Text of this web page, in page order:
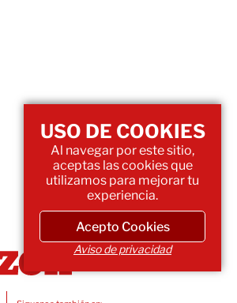
USO DE COOKIES
Al navegar por este sitio,
aceptas las cookies que
utilizamos para mejorar tu
experiencia.
Acepto Cookies
Aviso de privacidad